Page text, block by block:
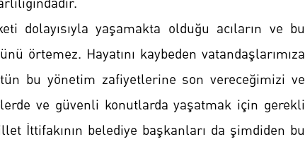
dolayısıyla yaşamakta olduğu acıların ve bu
örtemez. Hayatını kaybeden vatandaşlarımıza
bu yönetim zafiyetlerine son vereceğimizi ve
ve güvenli konutlarda yaşatmak için gerekli
İttifakının belediye başkanları da şimdiden bu